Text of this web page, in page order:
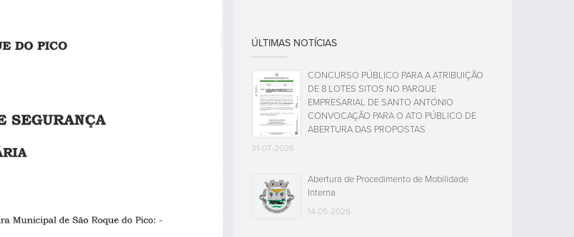
ÚLTIMAS NOTÍCIAS
CONCURSO PÚBLICO PARA A ATRIBUIÇÃO
DE 8 LOTES SITOS NO PARQUE
EMPRESARIAL DE SANTO ANTÓNIO
CONVOCAÇÃO PARA O ATO PÚBLICO DE
ABERTURA DAS PROPOSTAS
31-07-2026
Abertura de Procedimento de Mobilidade
Interna
14-05-2026